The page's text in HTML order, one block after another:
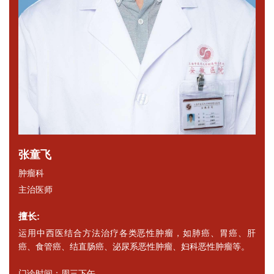
张童飞
肿瘤科
主治医师
擅长:
运用中西医结合方法治疗各类恶性肿瘤，如肺癌、胃癌、肝
癌、食管癌、结直肠癌、泌尿系恶性肿瘤、妇科恶性肿瘤等。